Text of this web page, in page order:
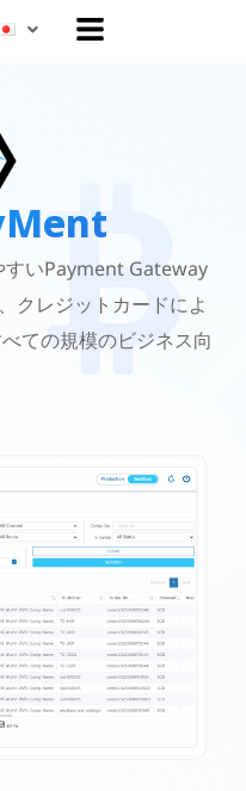
メ
ニ
いPayment Gateway
クレジットカードによ
ての規模のビジネス向